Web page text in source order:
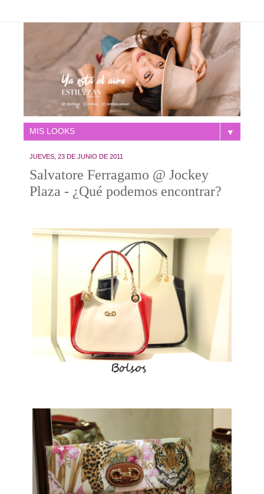
▼
JUEVES, 23 DE JUNIO DE 2011
Salvatore Ferragamo @ Jockey
Plaza - ¿Qué podemos encontrar?